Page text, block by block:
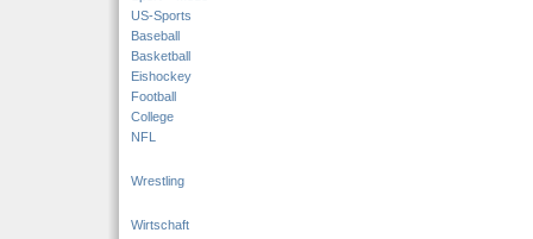
US-Sports
Baseball
Basketball
Eishockey
Football
College
NFL
Wrestling
Wirtschaft